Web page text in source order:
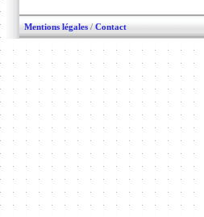
Mentions légales / Contact